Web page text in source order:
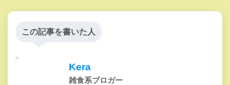
この記事を書いた人
Kera
雑食系ブロガー